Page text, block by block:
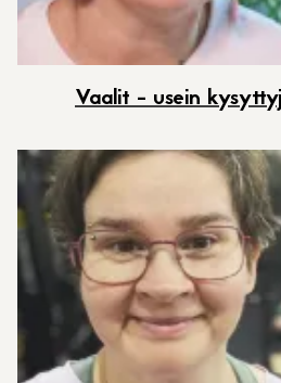
Vaalit - usein